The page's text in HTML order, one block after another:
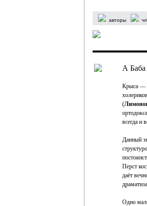
авторы
А
Крыса —
(
всегда и
Данный
Перст
даёт
Одно